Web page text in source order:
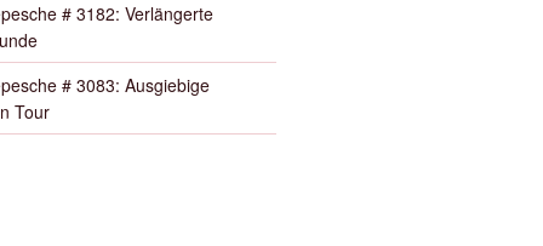
# 3182: Verlängerte
# 3083: Ausgiebige
Tour